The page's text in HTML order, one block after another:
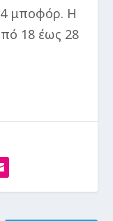
4 μποφόρ. Η
18 έως 28